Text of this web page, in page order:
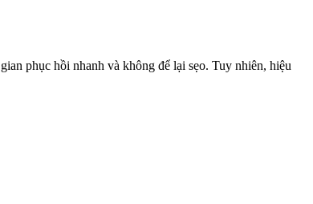
phục hồi nhanh và không để lại sẹo. Tuy nhiên, hiệu